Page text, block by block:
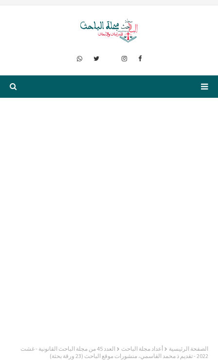
الصفحة الرئيسية أعداد مجلة الباحث
العدد 45 من مجلة الباحث القانونية - غشت
2022 - تقديم ذ محمد القاسمي، منشورات موقع الباحث (23 ورقة بحثة)